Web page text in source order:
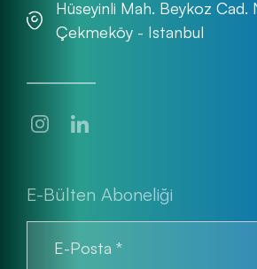
Hüseyinli Mah. Beykoz
Çekmeköy - Istanbul
E-Bülten Aboneliği